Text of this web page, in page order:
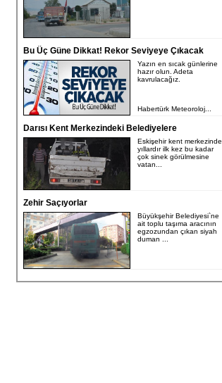
Bu Üç Güne Dikkat! Rekor Seviyeye Çıkacak
Yazın en sıcak günlerine
hazır olun. Adeta
kavrulacağız.
Habertürk Meteoroloj...
Darısı Kent Merkezindeki Belediyelere
Eskişehir kent merkezinde
yıllardır ilk kez bu kadar
çok sinek görülmesine
vatan...
Zehir Saçıyorlar
Büyükşehir Belediyesi`ne
ait toplu taşıma aracının
egzozundan çıkan siyah
duman ...